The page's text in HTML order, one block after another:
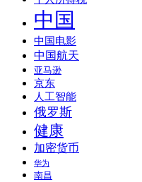
中国
中国电影
中国航天
亚马逊
京东
人工智能
俄罗斯
健康
加密货币
华为
南昌